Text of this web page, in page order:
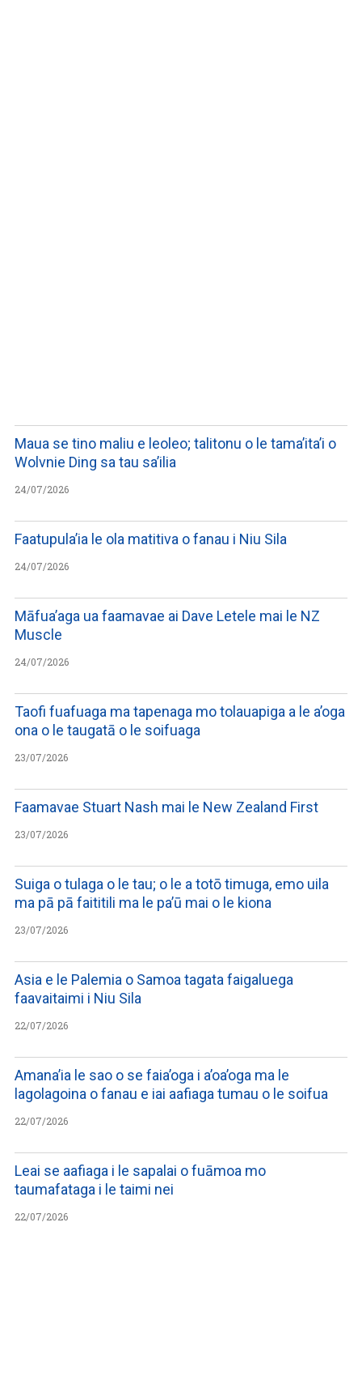
Maua se tino maliu e leoleo; talitonu o le tama’ita’i o
Wolvnie Ding sa tau sa’ilia
24/07/2026
Faatupula’ia le ola matitiva o fanau i Niu Sila
24/07/2026
Māfua’aga ua faamavae ai Dave Letele mai le NZ
Muscle
24/07/2026
Taofi fuafuaga ma tapenaga mo tolauapiga a le a’oga
ona o le taugatā o le soifuaga
23/07/2026
Faamavae Stuart Nash mai le New Zealand First
23/07/2026
Suiga o tulaga o le tau; o le a totō timuga, emo uila
ma pā pā faititili ma le pa’ū mai o le kiona
23/07/2026
Asia e le Palemia o Samoa tagata faigaluega
faavaitaimi i Niu Sila
22/07/2026
Amana’ia le sao o se faia’oga i a’oa’oga ma le
lagolagoina o fanau e iai aafiaga tumau o le soifua
22/07/2026
Leai se aafiaga i le sapalai o fuāmoa mo
taumafataga i le taimi nei
22/07/2026